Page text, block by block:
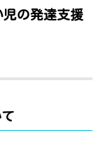
児の発達支援